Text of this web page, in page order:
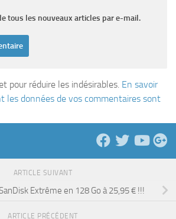
tous les nouveaux articles par e-mail.
pour réduire les indésirables. En savoir
les données de vos commentaires sont
ARTICLE SUIVANT
Extrême en 128 Go à 25,95 € !!!
ARTICLE PRÉCÉDENT